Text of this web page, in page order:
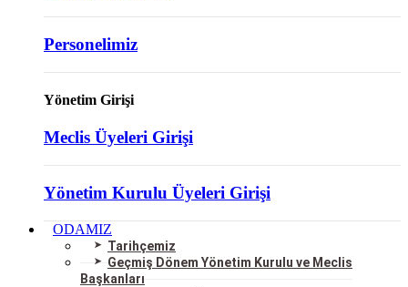
Personelimiz
Yönetim Girişi
Meclis Üyeleri Girişi
Yönetim Kurulu Üyeleri Girişi
ODAMIZ
Tarihçemiz
Geçmiş Dönem Yönetim Kurulu ve Meclis
Başkanları